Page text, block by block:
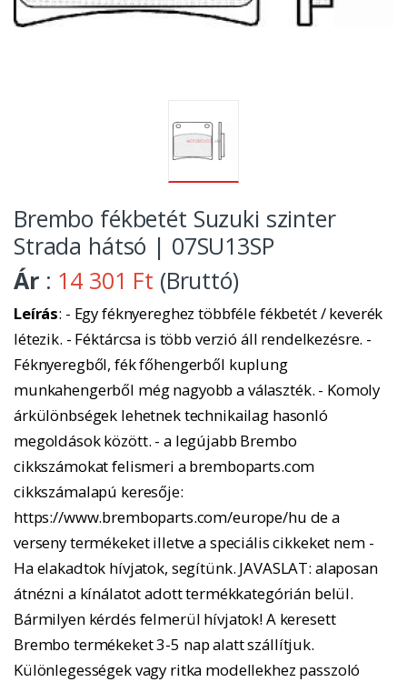
Brembo fékbetét Suzuki szinter
Strada hátsó | 07SU13SP
Ár : 14 301 Ft (Bruttó)
Leírás: - Egy féknyereghez többféle fékbetét / keverék
létezik. - Féktárcsa is több verzió áll rendelkezésre. -
Féknyeregből, fék főhengerből kuplung
munkahengerből még nagyobb a választék. - Komoly
árkülönbségek lehetnek technikailag hasonló
megoldások között. - a legújabb Brembo
cikkszámokat felismeri a bremboparts.com
cikkszámalapú keresője:
https://www.bremboparts.com/europe/hu de a
verseny termékeket illetve a speciális cikkeket nem -
Ha elakadtok hívjatok, segítünk. JAVASLAT: alaposan
átnézni a kínálatot adott termékkategórián belül.
Bármilyen kérdés felmerül hívjatok! A keresett
Brembo termékeket 3-5 nap alatt szállítjuk.
Különlegességek vagy ritka modellekhez passzoló